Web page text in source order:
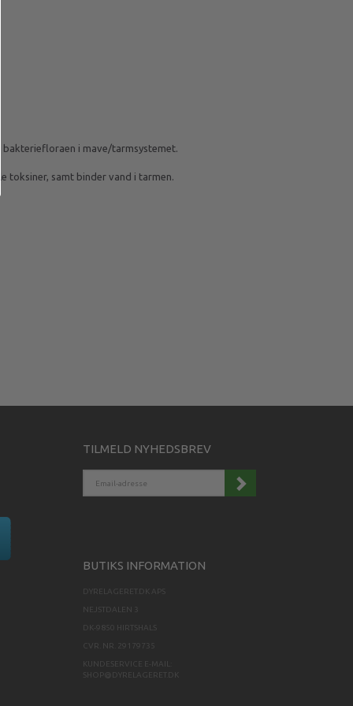
i mave/tarmsystemet.
samt binder vand i tarmen.
TILMELD NYHEDSBREV
ADRESSE
BUTIKS INFORMATION
DYRELAGERET.DK APS
NEJSTDALEN 3
DK-9850 HIRTSHALS
CVR. NR. 29179735
KUNDESERVICE E-MAIL:
SHOP@DYRELAGERET.DK